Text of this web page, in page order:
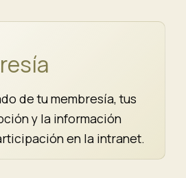
de tu membresía, tus
y la información
en la intranet.